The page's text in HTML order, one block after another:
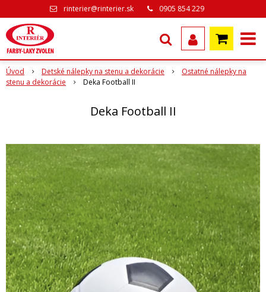
rinterier@rinterier.sk 0905 854 229
Úvod Detské nálepky na stenu a dekorácie
Ostatné nálepky na
stenu a dekorácie
Deka Football II
Deka Football II